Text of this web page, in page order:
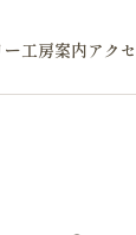
ー工房案内アク